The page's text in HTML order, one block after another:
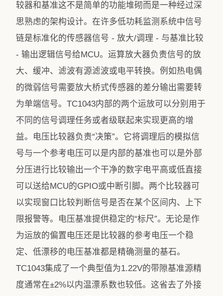
较器和基准这不是简单的功能堆砌而是一种经过深
思熟虑的架构设计。在许多低功耗监测系统中信号
链是标准化的传感器信号 - 放大/调理 - 与基准比较
- 输出逻辑信号给MCU。运算放大器负责信号的放
大、缓冲、滤波有源滤波或电平转换。例如热电偶
的微弱信号需要放大桥式传感器的差分输出需要转
为单端信号。TC1043内部的两个运放可以分别用于
不同的信号调理任务或者级联起来实现更高的增
益。电压比较器负责“决策”。它将调理后的模拟信
号与一个参考电压可以是内部的基准也可以是外部
分压进行比较输出一个干净的数字电平高或低直接
可以送给MCU的GPIO或中断引脚。两个比较器可
以实现窗口比较判断信号是否在某个区间内、上下
限报警等。电压基准提供稳定的“标尺”。无论是作
为运放的偏置电压还是比较器的参考电压一个稳
定、低漂移的电压基准都是精确测量的基石。
TC1043集成了一个典型值为1.22V的带隙基准源精
度通常在±2%以内温漂系数也较低。这省去了外接